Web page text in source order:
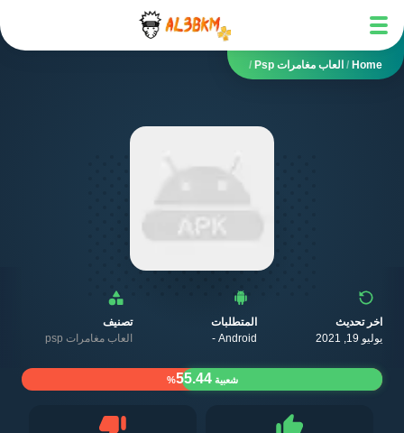
Home
/ العاب مغامرات Psp /
اخر تحديث
يوليو 19, 2021
المتطلبات
Android -
تصنيف
العاب مغامرات psp
شعبية55.44
%